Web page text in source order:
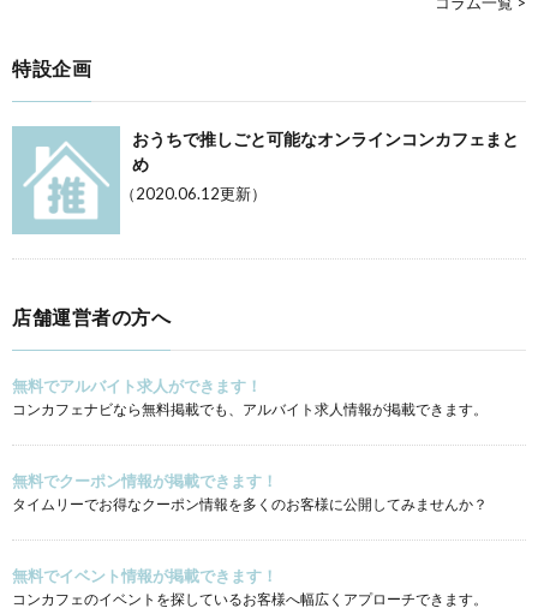
特設企画
おうちで推しごと可能なオンラインコンカフェまと
め
（2020.06.12更新）
店舗運営者の方へ
無料でアルバイト求人ができます！
コンカフェナビなら無料掲載でも、アルバイト求人情報が掲載できます。
無料でクーポン情報が掲載できます！
タイムリーでお得なクーポン情報を多くのお客様に公開してみませんか？
無料でイベント情報が掲載できます！
コンカフェのイベントを探しているお客様へ幅広くアプローチできます。